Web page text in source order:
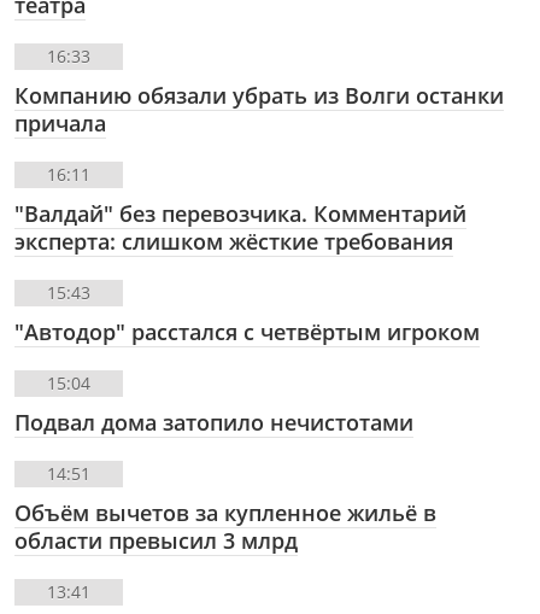
16:33
Компанию обязали убрать из Волги останки
причала
16:11
"Валдай" без перевозчика. Комментарий
эксперта: слишком жёсткие требования
15:43
"Автодор" расстался с четвёртым игроком
15:04
Подвал дома затопило нечистотами
14:51
Объём вычетов за купленное жильё в
области превысил 3 млрд
13:41